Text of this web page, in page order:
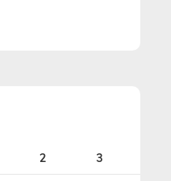
2 3